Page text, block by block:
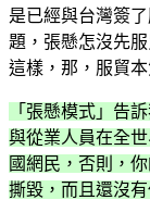
是已經與台灣簽
題，張懸怎沒先
這樣，那，服貿
「張懸模式」告
與從業人員在全
國網民，否則，
撕毀，而且還沒